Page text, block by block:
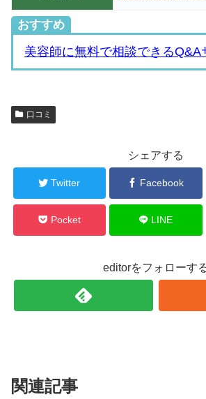
おすすめ
美容師に無料で相談できるQ&A
口コミ
シェアする
Twitter Facebook
Pocket LINE
editorをフォローす
関連記事